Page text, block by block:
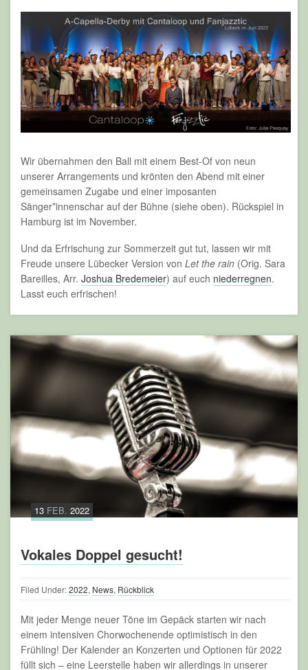
Wir übernahmen den Ball mit einem Best-Of von neun
unserer Arrangements und krönten den Abend mit einer
gemeinsamen Zugabe und einer imposanten
Sänger*innenschar auf der Bühne (siehe oben). Rückspiel in
Hamburg ist im November.
Und da Erfrischung zur Sommerzeit gut tut, lassen wir mit
Freude unsere Lübecker Version von Let the rain (Orig. Sara
Bareilles, Arr. Joshua Bredemeier) auf euch niederregnen.
Lasst euch erfrischen!
13 FEB. 2022
Vokales Doppel gesucht!
Filed Under:2022, News, Rückblick
Mit jeder Menge neuer Töne im Gepäck starten wir nach
einem intensiven Chorwochenende optimistisch in den
Frühling! Der Kalender an Konzerten und Optionen für 2022
füllt sich – eine Leerstelle haben wir allerdings in unserer